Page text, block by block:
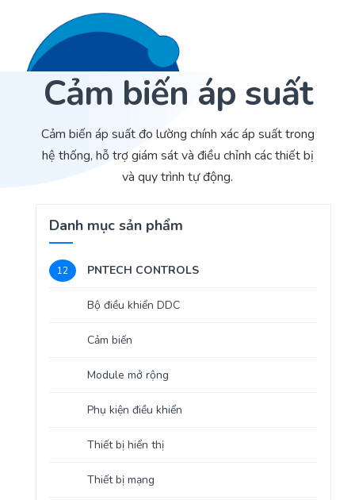
Trang Chủ
Giới thiệu
Cảm biến ACI
Cung cấp giải pháp quản lý cho toà nhà (BMS)
Bảo trì – Bảo dưỡng hệ thống
Tư vấn – Thiết kế – Cung cấp thiết bị HVAC
Tư vấn thiết kế, thi công tủ điều khiển
Thi công – Lắp đặt hệ thống HVAC
Sản phẩm
Yêu cầu báo giá
Liên hệ 24/7
Cảm biến áp suất
Cảm biến áp suất đo lường chính xác áp suất trong
hệ thống, hỗ trợ giám sát và điều chỉnh các thiết bị
và quy trình tự động.
Danh mục sản phẩm
12 PNTECH CONTROLS
Bộ điều khiển DDC
Cảm biến
Module mở rộng
Phụ kiện điều khiển
Thiết bị hiển thị
Thiết bị mạng